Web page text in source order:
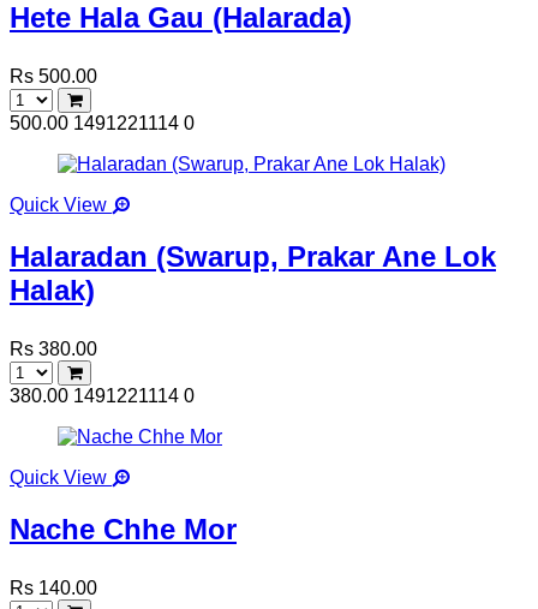
Hete Hala Gau (Halarada)
Rs 500.00
500.00 1491221114 0
Quick View
Halaradan (Swarup, Prakar Ane Lok
Halak)
Rs 380.00
380.00 1491221114 0
Quick View
Nache Chhe Mor
Rs 140.00